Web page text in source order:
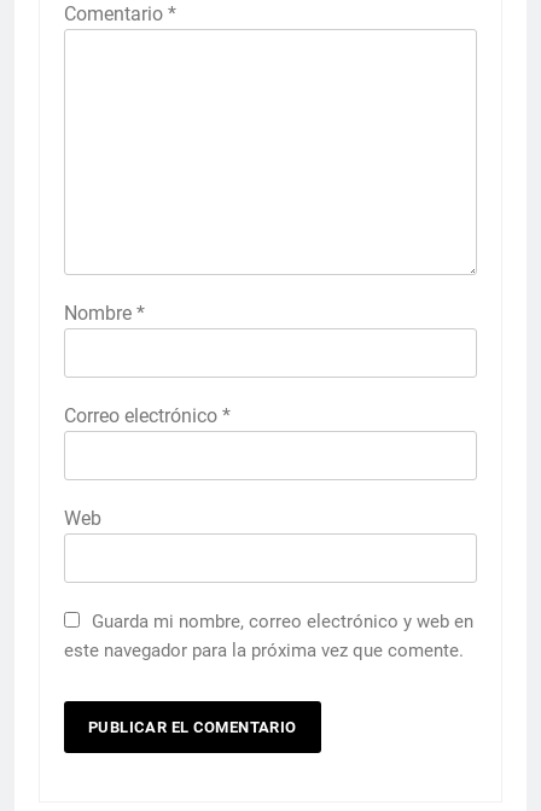
Comentario *
Nombre *
Correo electrónico *
Web
Guarda mi nombre, correo electrónico y web en
este navegador para la próxima vez que comente.